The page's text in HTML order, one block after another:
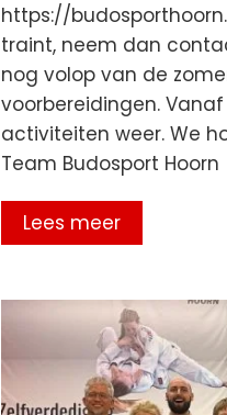
https://
traint, neem dan
nog volop van de
voorbereidingen.
activiteiten weer. We
Team Budosport Hoorn
Lees meer